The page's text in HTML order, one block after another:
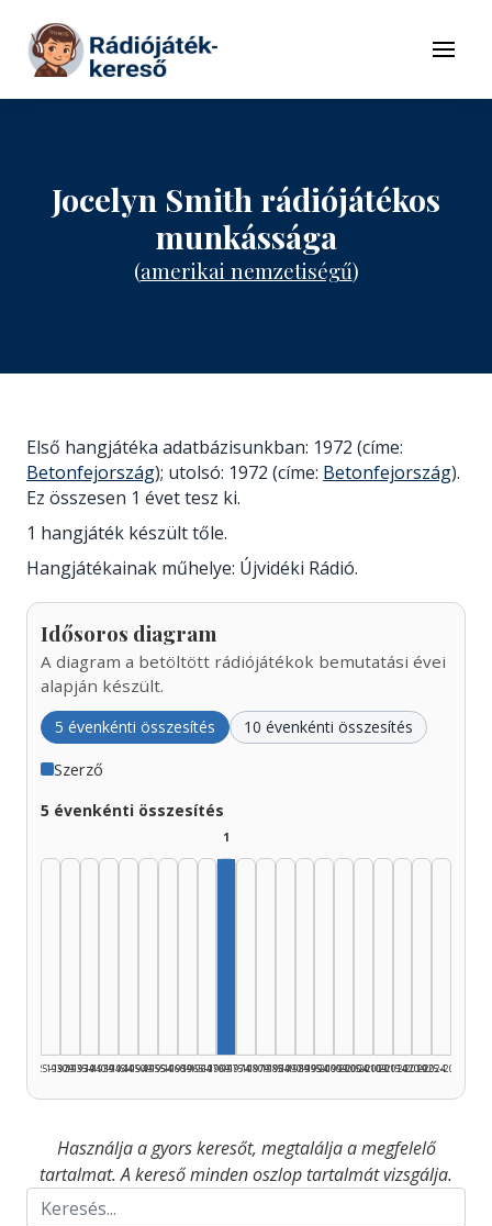
Tovább a tartalomhoz
Menü
Jocelyn Smith rádiójátékos
munkássága
(amerikai nemzetiségű)
Első hangjátéka adatbázisunkban: 1972 (címe:
Betonfejország); utolsó: 1972 (címe: Betonfejország).
Ez összesen 1 évet tesz ki.
1 hangjáték készült tőle.
Hangjátékainak műhelye: Újvidéki Rádió.
Idősoros diagram
A diagram a betöltött rádiójátékok bemutatási évei
alapján készült.
5 évenkénti összesítés 10 évenkénti összesítés
Szerző
5 évenkénti összesítés
1925–1929
1930–1934
1935–1939
1940–1944
1945–1949
1950–1954
1955–1959
1960–1964
1965–1969
1
1970–1974
1975–1979
1980–1984
1985–1989
1990–1994
1995–1999
2000–2004
2005–2009
2010–2014
2015–2019
2020–2024
2025–2026
Használja a gyors keresőt, megtalálja a megfelelő
tartalmat. A kereső minden oszlop tartalmát vizsgálja.